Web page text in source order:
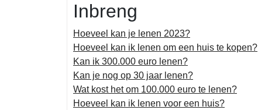
Inbreng
Hoeveel kan je lenen 2023?
Hoeveel kan ik lenen om een huis te kopen?
Kan ik 300.000 euro lenen?
Kan je nog op 30 jaar lenen?
Wat kost het om 100.000 euro te lenen?
Hoeveel kan ik lenen voor een huis?